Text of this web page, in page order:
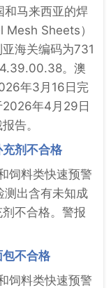
马来西亚的焊
Sheets）
海关编码为731
。澳
年3月16日完
2026年4月29日
告。
剂不合格
饲料类快速预警
测出含有未知成
不合格。警报
不合格
饲料类快速预警